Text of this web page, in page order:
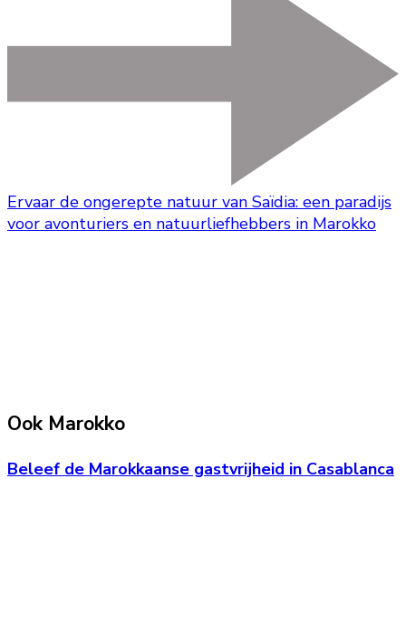
Ervaar de ongerepte natuur van Saïdia: een paradijs
voor avonturiers en natuurliefhebbers in Marokko
Ook Marokko
Beleef de Marokkaanse gastvrijheid in Casablanca